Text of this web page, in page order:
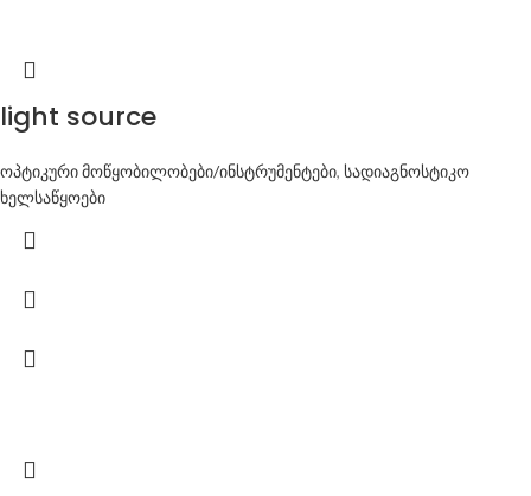
light source
ოპტიკური მოწყობილობები/ინსტრუმენტები, სადიაგნოსტიკო
ხელსაწყოები